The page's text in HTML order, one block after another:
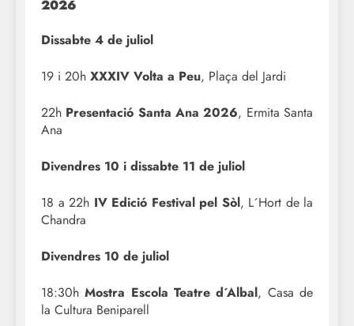
2026
Dissabte 4 de juliol
19 i 20h XXXIV Volta a Peu, Plaça del Jardi
22h Presentació Santa Ana 2026, Ermita Santa
Ana
Divendres 10 i dissabte 11 de juliol
18 a 22h IV Edició Festival pel Sòl, L´Hort de la
Chandra
Divendres 10 de juliol
18:30hMostra Escola Teatre d´Albal, Casa de
la Cultura Beniparell